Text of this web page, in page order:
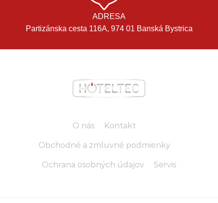
ADRESA
Partizánska cesta 116A, 974 01 Banská Bystrica
O nás Kontakt
Obchodné a zmluvné podmienky
Ochrana osobných údajov Servis